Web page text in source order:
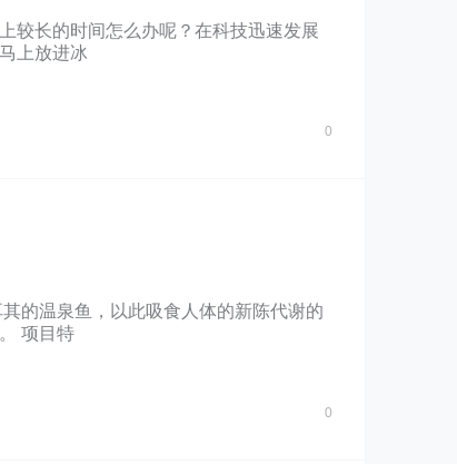
较长的时间怎么办呢？在科技迅速发展
上放进冰
0
的温泉鱼，以此吸食人体的新陈代谢的
项目特
0